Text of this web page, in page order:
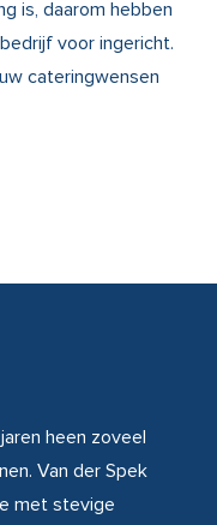
is, daarom hebben
voor ingericht.
cateringwensen
heen zoveel
Van der Spek
met stevige